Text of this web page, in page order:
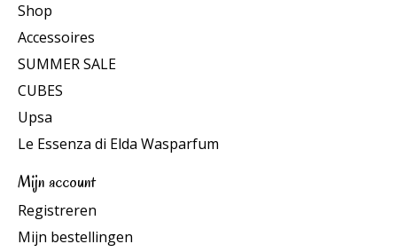
Shop
Accessoires
SUMMER SALE
CUBES
Upsa
Le Essenza di Elda Wasparfum
Mijn account
Registreren
Mijn bestellingen